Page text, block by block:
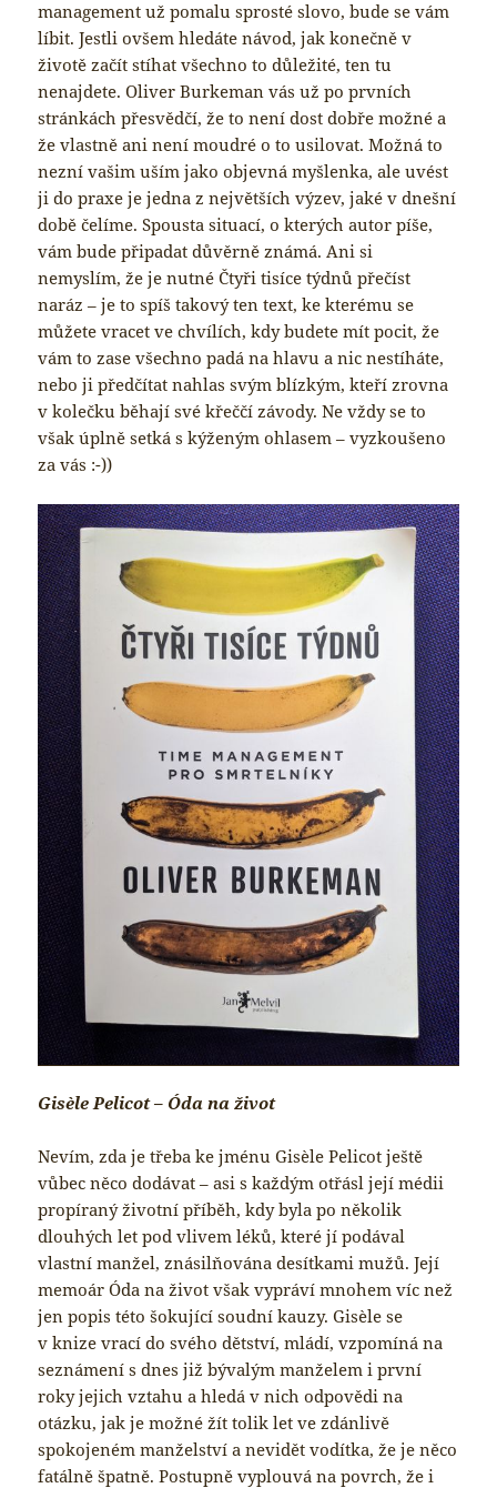
management už pomalu sprosté slovo, bude se vám
líbit. Jestli ovšem hledáte návod, jak konečně v
životě začít stíhat všechno to důležité, ten tu
nenajdete. Oliver Burkeman vás už po prvních
stránkách přesvědčí, že to není dost dobře možné a
že vlastně ani není moudré o to usilovat. Možná to
nezní vašim uším jako objevná myšlenka, ale uvést
ji do praxe je jedna z největších výzev, jaké v dnešní
době čelíme. Spousta situací, o kterých autor píše,
vám bude připadat důvěrně známá. Ani si
nemyslím, že je nutné Čtyři tisíce týdnů přečíst
naráz – je to spíš takový ten text, ke kterému se
můžete vracet ve chvílích, kdy budete mít pocit, že
vám to zase všechno padá na hlavu a nic nestíháte,
nebo ji předčítat nahlas svým blízkým, kteří zrovna
v kolečku běhají své křeččí závody. Ne vždy se to
však úplně setká s kýženým ohlasem – vyzkoušeno
za vás :-))
Gisèle Pelicot – Óda na život
Nevím, zda je třeba ke jménu Gisèle Pelicot ještě
vůbec něco dodávat – asi s každým otřásl její médii
propíraný životní příběh, kdy byla po několik
dlouhých let pod vlivem léků, které jí podával
vlastní manžel, znásilňována desítkami mužů. Její
memoár Óda na život však vypráví mnohem víc než
jen popis této šokující soudní kauzy. Gisèle se
v knize vrací do svého dětství, mládí, vzpomíná na
seznámení s dnes již bývalým manželem i první
roky jejich vztahu a hledá v nich odpovědi na
otázku, jak je možné žít tolik let ve zdánlivě
spokojeném manželství a nevidět vodítka, že je něco
fatálně špatně. Postupně vyplouvá na povrch, že i